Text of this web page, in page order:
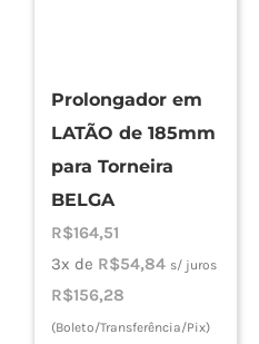
Prolongador em
LATÃO de 185mm
para Torneira
BELGA
R$164,51
3x de R$54,84 s/ juros
R$156,28
(Boleto/Transferência/Pix)